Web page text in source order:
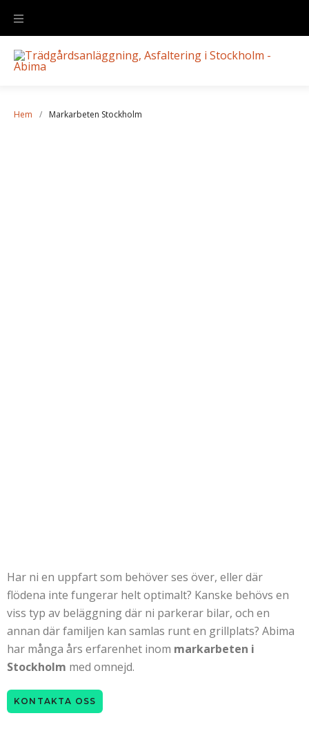
Hem / Markarbeten Stockholm
Har ni en uppfart som behöver ses över, eller där
flödena inte fungerar helt optimalt? Kanske behövs en
viss typ av beläggning där ni parkerar bilar, och en
annan där familjen kan samlas runt en grillplats? Abima
har många års erfarenhet inom markarbeten i
Stockholm med omnejd.
KONTAKTA OSS